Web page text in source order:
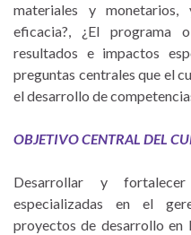
materiales y
eficacia?, ¿El programa
resultados e impactos
preguntas centrales que el
el desarrollo de
OBJETIVO CENTRAL DEL
Desarrollar y fortalecer
especializadas en el
proyectos de desarrollo en